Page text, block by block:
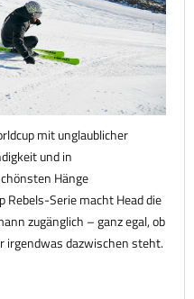
mit unglaublicher
und in
Hänge
Serie macht Head die
zugänglich – ganz egal, ob
irgendwas dazwischen steht.